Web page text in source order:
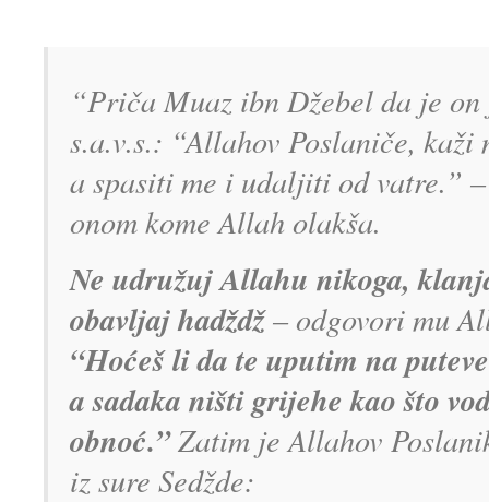
“Priča Muaz ibn Džebel da je
s.a.v.s.: “Allahov Poslaniče, kaži
a spasiti me i udaljiti od vatre.”
onom kome Allah olakša.
Ne udružuj Allahu nikoga,
obavljaj hadždž– odgovori mu
“Hoćeš li da te uputim na
a sadaka ništi grijehe kao što
obnoć.”Zatim je Allahov
iz sure Sedžde: